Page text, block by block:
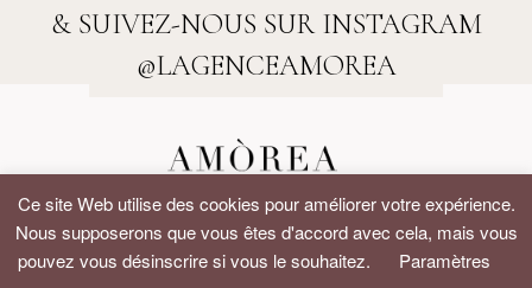
& SUIVEZ-NOUS SUR INSTAGRAM
@LAGENCEAMOREA
©2020 L'Agence Amòrea - bySalt & Paper
Ce site Web utilise des cookies pour améliorer votre expérience.
Nous supposerons que vous êtes d'accord avec cela, mais vous
pouvez vous désinscrire si vous le souhaitez.
Paramètres